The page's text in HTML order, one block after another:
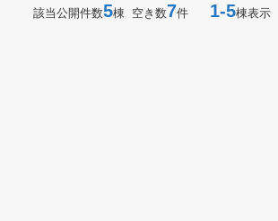
該当公開件数5棟 空き数7件 1-5棟表示